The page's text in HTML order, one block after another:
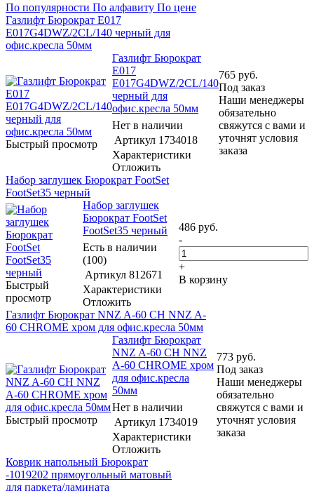
По популярности По алфавиту По цене
Газлифт Бюрократ E017
E017G4DWZ/2CL/140 черный для
офис.кресла 50мм
Быстрый просмотр
Газлифт Бюрократ
E017
E017G4DWZ/2CL/140
черный для
офис.кресла 50мм
Нет в наличии
Артикул 1734018
Характеристики
Отложить
765 руб.
Под заказ
Наши менеджеры
обязательно
свяжутся с вами и
уточнят условия
заказа
Набор заглушек Бюрократ FootSet
FootSet35 черный
Быстрый
просмотр
Набор заглушек
Бюрократ FootSet
FootSet35 черный
Есть в наличии
(100)
Артикул 812671
Характеристики
Отложить
486 руб.
-
+
В корзину
Газлифт Бюрократ NNZ A-60 CH NNZ A-
60 CHROME хром для офис.кресла 50мм
Быстрый просмотр
Газлифт Бюрократ
NNZ A-60 CH NNZ
A-60 CHROME хром
для офис.кресла
50мм
Нет в наличии
Артикул 1734019
Характеристики
Отложить
773 руб.
Под заказ
Наши менеджеры
обязательно
свяжутся с вами и
уточнят условия
заказа
Коврик напольный Бюрократ
-1019202 прямоугольный матовый
для паркета/ламината